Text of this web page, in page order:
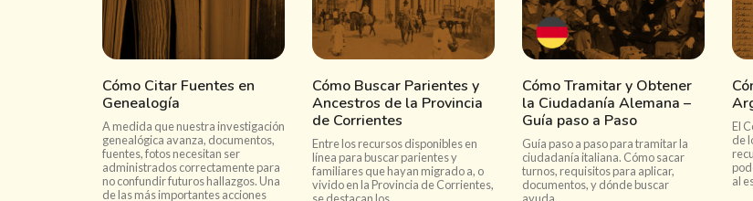
Cómo Citar Fuentes en
Genealogía
A medida que nuestra investigación
genealógica avanza, documentos,
fuentes, fotos necesitan ser
administrados correctamente para
no confundir futuros hallazgos. Una
de las más importantes acciones
Cómo Buscar Parientes y
Ancestros de la Provincia
de Corrientes
Entre los recursos disponibles en
línea para buscar parientes y
familiares que hayan migrado a, o
vivido en la Provincia de Corrientes,
Cómo Tramitar y Obtener
la Ciudadanía Alemana –
Guía paso a Paso
Guía paso a paso para tramitar la
ciudadanía italiana. Cómo sacar
turnos, requisitos para aplicar,
documentos, y dónde buscar
El
de
al